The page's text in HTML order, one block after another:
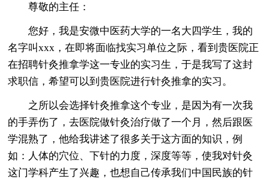
尊敬的主任：
您好，我是安微中医药大学的一名大四学生，我的
名字叫xxx，在即将面临找实习单位之际，看到贵医院正
在招聘针灸推拿学这一专业的实习生，于是我写了这封
求职信，希望可以到贵医院进行针灸推拿的实习。
之所以会选择针灸推拿这个专业，是因为有一次我
的手弄伤了，去医院做针灸治疗做了一个月，然后跟医
学混熟了，他给我讲述了很多关于这方面的知识，例
如：人体的穴位、下针的力度，深度等等，使我对针灸
这门学科产生了兴趣，也想自己传承我们中国民族的针